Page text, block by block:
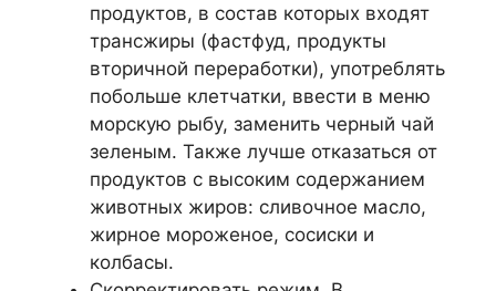
продуктов, в состав которых входят
трансжиры (фастфуд, продукты
вторичной переработки), употреблять
побольше клетчатки, ввести в меню
морскую рыбу, заменить черный чай
зеленым. Также лучше отказаться от
продуктов с высоким содержанием
животных жиров: сливочное масло,
жирное мороженое, сосиски и
колбасы.